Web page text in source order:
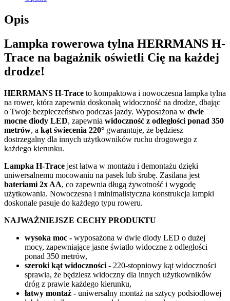
Opis
Lampka rowerowa tylna HERRMANS H-
Trace na bagażnik oświetli Cię na każdej
drodze!
HERRMANS H-Trace to kompaktowa i nowoczesna lampka tylna
na rower, która zapewnia doskonałą widoczność na drodze, dbając
o Twoje bezpieczeństwo podczas jazdy. Wyposażona w dwie
mocne diody LED, zapewnia widoczność z odległości ponad 350
metrów, a kąt świecenia 220° gwarantuje, że będziesz
dostrzegalny dla innych użytkowników ruchu drogowego z
każdego kierunku.
Lampka H-Trace jest łatwa w montażu i demontażu dzięki
uniwersalnemu mocowaniu na pasek lub śrubę. Zasilana jest
bateriami 2x AA, co zapewnia długą żywotność i wygodę
użytkowania. Nowoczesna i minimalistyczna konstrukcja lampki
doskonale pasuje do każdego typu roweru.
NAJWAŻNIEJSZE CECHY PRODUKTU
wysoka moc - wyposażona w dwie diody LED o dużej
mocy, zapewniające jasne światło widoczne z odległości
ponad 350 metrów,
szeroki kąt widoczności - 220-stopniowy kąt widoczności
sprawia, że ​​będziesz widoczny dla innych użytkowników
dróg z prawie każdego kierunku,
łatwy montaż - uniwersalny montaż na sztycy podsiodłowej